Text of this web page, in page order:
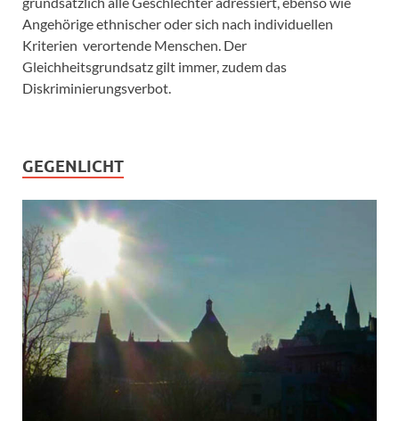
Angehörige ethnischer oder sich nach individuellen
Kriterien verortende Menschen. Der
Gleichheitsgrundsatz gilt immer, zudem das
Diskriminierungsverbot.
GEGENLICHT